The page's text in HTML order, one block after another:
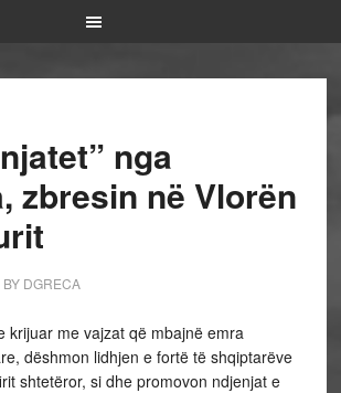
nga
zbresin në Vlorën
BY DGRECA
krijuar me vajzat që mbajnë emra
dëshmon lidhjen e fortë të shqiptarëve
shtetëror, si dhe promovon ndjenjat e